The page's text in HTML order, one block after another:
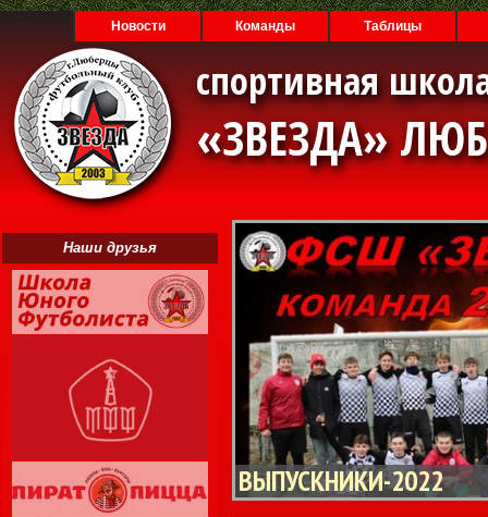
Новости Команды Таблицы
спортивная
«ЗВЕЗДА»
Наши друзья
ВЫПУСКНИКИ-2022